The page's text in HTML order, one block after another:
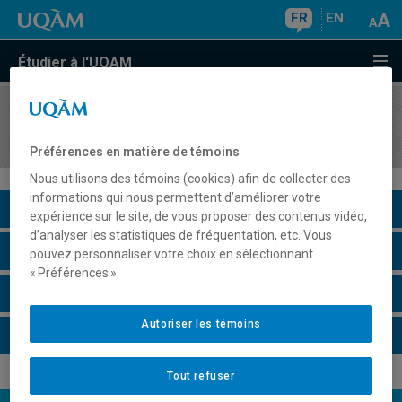
FR EN
Étudier à l'UQAM
COURS//
Description du cours
Horaire - Été 2026
Préférences en matière de témoins
Nous utilisons des témoins (cookies) afin de collecter des
informations qui nous permettent d’améliorer votre
expérience sur le site, de vous proposer des contenus vidéo,
d’analyser les statistiques de fréquentation, etc. Vous
pouvez personnaliser votre choix en sélectionnant
« Préférences ».
Tout refuser
Autoriser les témoins